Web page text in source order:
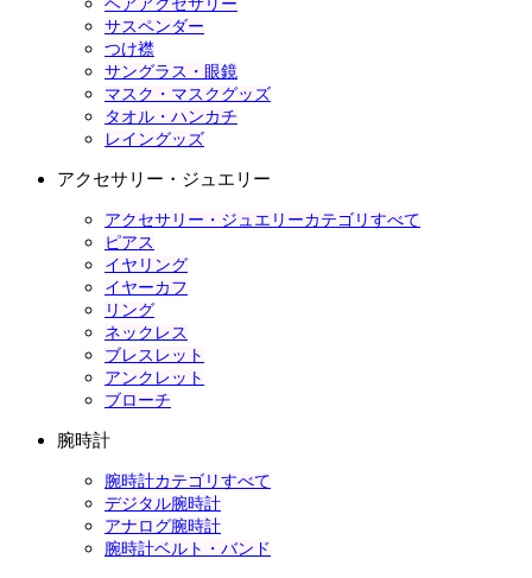
ヘアアクセサリー
サスペンダー
つけ襟
サングラス・眼鏡
マスク・マスクグッズ
タオル・ハンカチ
レイングッズ
アクセサリー・ジュエリー
アクセサリー・ジュエリーカテゴリすべて
ピアス
イヤリング
イヤーカフ
リング
ネックレス
ブレスレット
アンクレット
ブローチ
腕時計
腕時計カテゴリすべて
デジタル腕時計
アナログ腕時計
腕時計ベルト・バンド